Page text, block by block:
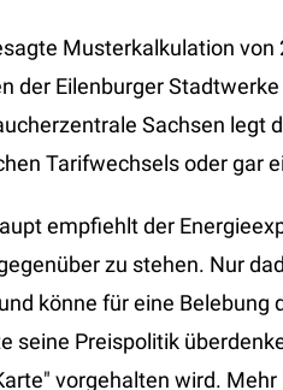
Musterkalkulation von
der Eilenburger
Sachsen legt
Tarifwechsels oder gar
empfiehlt der
zu stehen. Nur
könne für eine
seine Preispolitik
vorgehalten wird.